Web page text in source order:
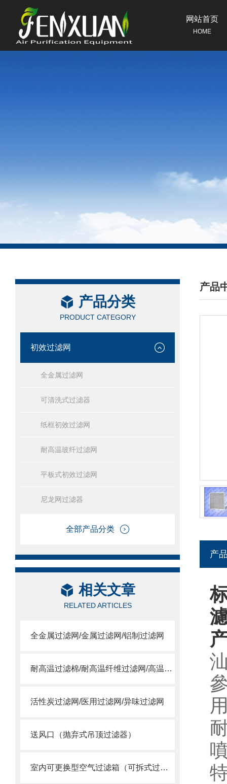
网站首页
HOME
产品分类
PRODUCT CATEGORY
初效过滤网
全金属过滤网
可清洗式过滤器
纸框初效过滤网
耐高温玻纤过滤网
平板式初效过滤网
尼龙网过滤器
全部产品分类
相关文章
RELATED ARTICLES
全金属过滤网/金属过滤网/铝制过滤网
耐高温过滤棉/耐高温纤维过滤网/高温合成纤维滤棉
活性炭过滤网/医用过滤网/异味过滤网
送风口（抛弃式吊顶过滤器）
室内可更换型空气过滤箱（可拆式过滤网）
产品
/
产